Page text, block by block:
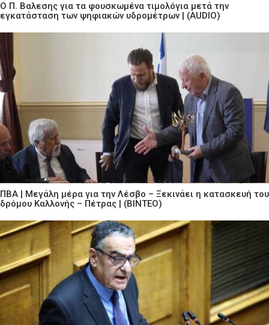
Ο Π. Βαλεσης για τα φουσκωμένα τιμολόγια μετά την
εγκατάσταση των ψηφιακών υδρομέτρων | (AUDIO)
ΠΒΑ | Μεγάλη μέρα για την Λέσβο – Ξεκινάει η κατασκευή του
δρόμου Καλλονής – Πέτρας | (ΒΙΝΤΕΟ)